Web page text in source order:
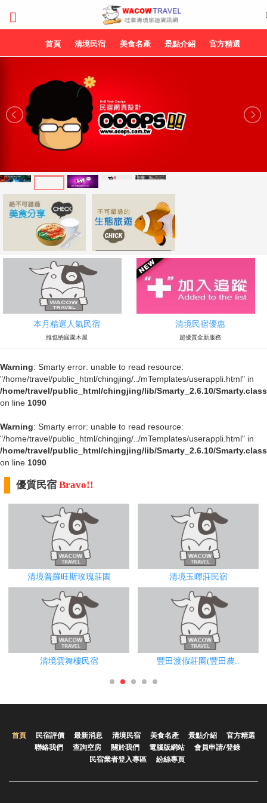
首頁 清境民宿 美食名產 景點介紹 官方精選
本月精選人氣民宿
維也納庭園木屋
清境民宿優惠
超優質全新服務
Warning: Smarty error: unable to read resource:
"/home/travel/public_html/chingjing/../mTemplates/userappli.html" in
/home/travel/public_html/chingjing/lib/Smarty_2.6.10/
on line 1090
Warning: Smarty error: unable to read resource:
"/home/travel/public_html/chingjing/../mTemplates/userappli.html" in
/home/travel/public_html/chingjing/lib/Smarty_2.6.10/
on line 1090
優質民宿 Bravo!!
清境普羅旺斯玫瑰莊園 清境玉暉莊民宿
清境雲舞樓民宿 豐田渡假莊園(豐田農..
首頁 民宿評價 最新消息 清境民宿 美食名產 景點介紹
官方精選
聯絡我們
查詢空房 關於我們 電腦版網站
會員申請/登錄
民宿業者登入專區
紛絲專頁